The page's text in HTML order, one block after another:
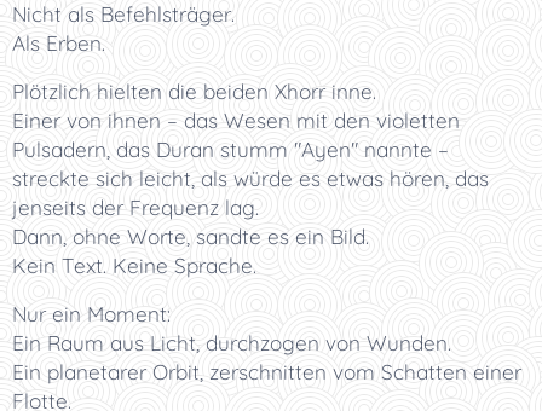
Nicht als Befehlsträger.
Als Erben.
Plötzlich hielten die beiden Xhorr inne.
Einer von ihnen – das Wesen mit den violetten
Pulsadern, das Duran stumm "Ayen" nannte –
streckte sich leicht, als würde es etwas hören, das
jenseits der Frequenz lag.
Dann, ohne Worte, sandte es ein Bild.
Kein Text. Keine Sprache.
Nur ein Moment:
Ein Raum aus Licht, durchzogen von Wunden.
Ein planetarer Orbit, zerschnitten vom Schatten einer
Flotte.